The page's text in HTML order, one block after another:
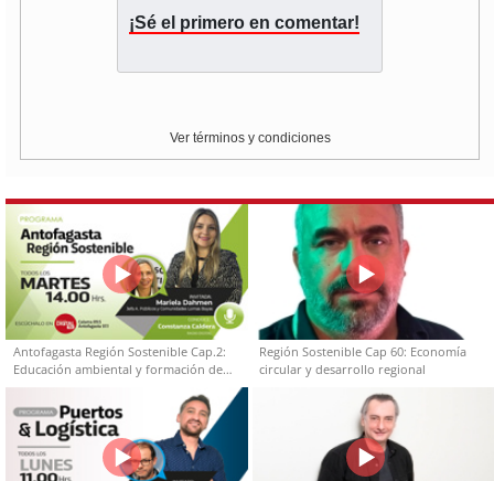
¡Sé el primero en comentar!
Ver términos y condiciones
Antofagasta Región Sostenible Cap.2:
Educación ambiental y formación de
capacidades técnicas
Región Sostenible Cap 60: Economía
circular y desarrollo regional